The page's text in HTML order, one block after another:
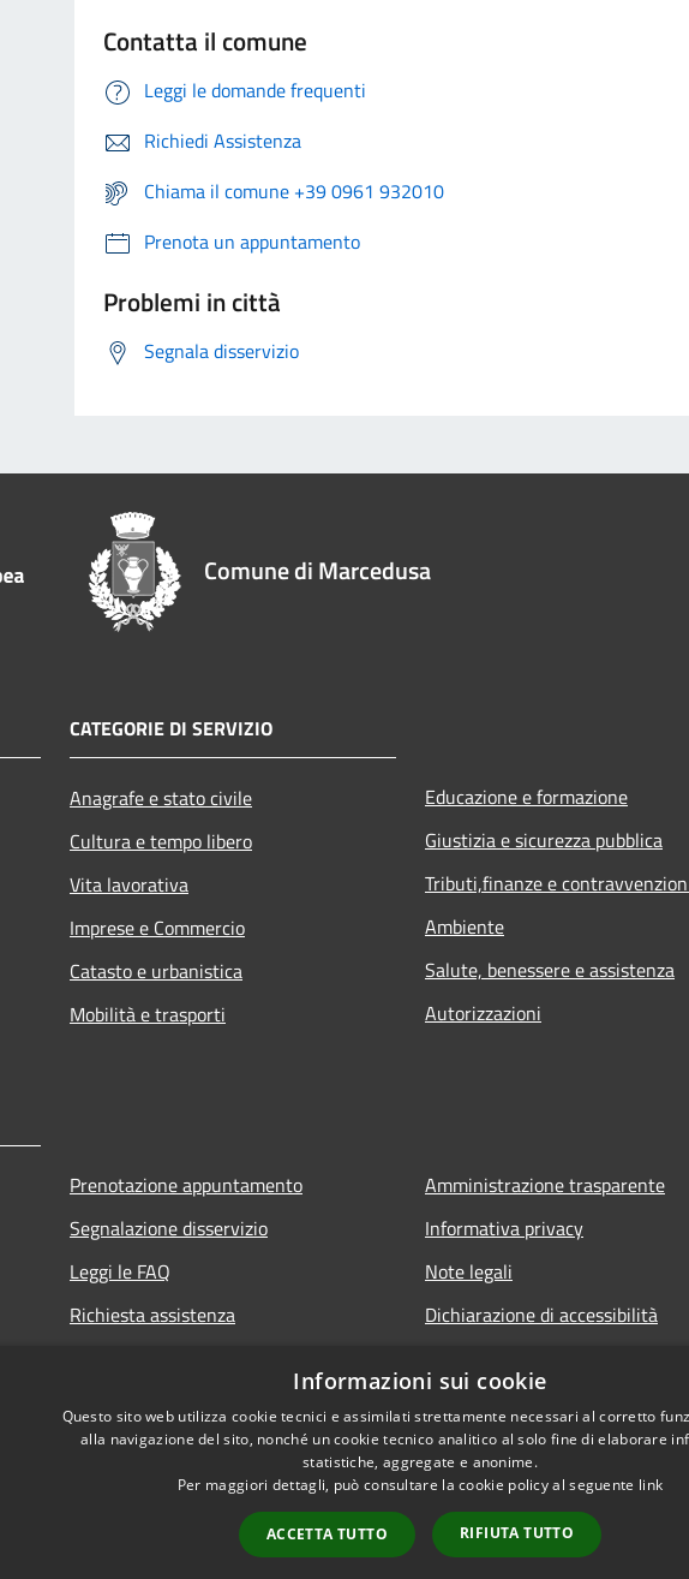
Contatta il comune
Leggi le domande frequenti
Richiedi Assistenza
Chiama il comune +39 0961 932010
Prenota un appuntamento
Problemi in città
Segnala disservizio
Comune di Marcedusa
CATEGORIE DI SERVIZIO
Anagrafe e stato civile
Cultura e tempo libero
Vita lavorativa
Imprese e Commercio
Catasto e urbanistica
Mobilità e trasporti
Educazione e formazione
Giustizia e sicurezza pubblica
Tributi,finanze e
Ambiente
Salute, benessere e assistenza
Autorizzazioni
Prenotazione appuntamento
Segnalazione disservizio
Leggi le FAQ
Richiesta assistenza
Amministrazione trasparente
Informativa privacy
Note legali
Dichiarazione di accessibilità
Informazioni sui cookie
Questo sito web utilizza cookie tecnici e assimilati strettamente necessari al corretto
alla navigazione del sito, nonché un cookie tecnico analitico al solo fine di elaborare
statistiche, aggregate e anonime.
Per maggiori dettagli, può consultare la cookie policy al seguente link
ACCETTA TUTTO RIFIUTA TUTTO